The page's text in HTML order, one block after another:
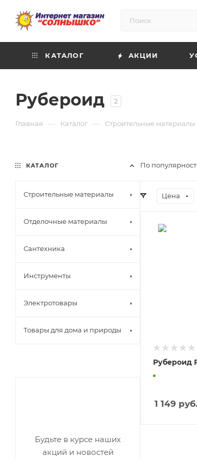
КАТАЛОГ АКЦИИ
Рубероид 2
Главная — Каталог — Строительные материалы
По
Цена
Рубероид
1 149 руб.
КАТАЛОГ
Строительные материалы
Отделочные материалы
Сантехника
Инструменты
Электротовары
Товары для дома и природы
Будьте в курсе наших
акций и новостей